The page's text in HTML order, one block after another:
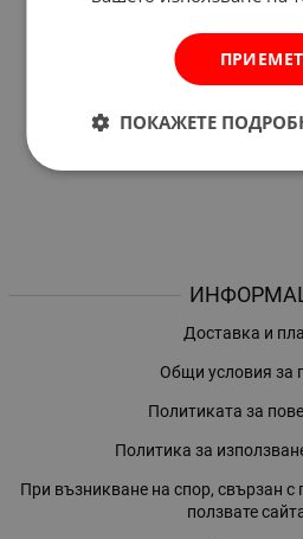
Доставка и
Общи условия за
Политиката за
Политика за
При възникване на спор, свързан
ползвате
ПОКАЖЕТЕ